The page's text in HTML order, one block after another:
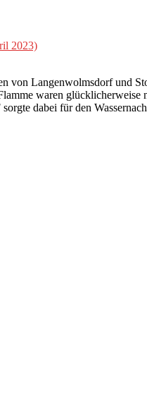
2023)
von Langenwolmsdorf und
waren
dabei für den